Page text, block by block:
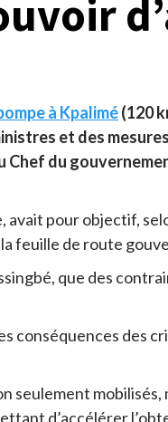
à Kpalimé(120
et des
Chef du
avait pour objectif,
feuille de route
que des
conséquences des
seulement
d’accélérer